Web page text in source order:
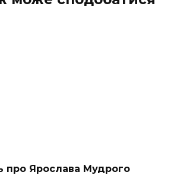
про Ярослава Мудрого